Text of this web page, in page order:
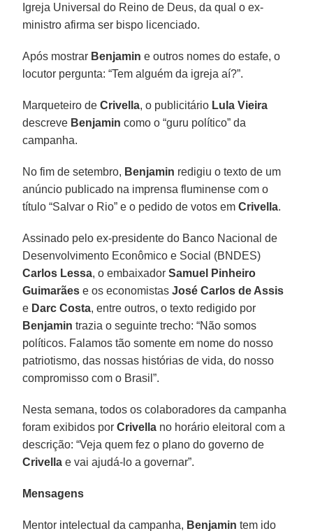
Igreja Universal do Reino de Deus, da qual o ex-
ministro afirma ser bispo licenciado.
Após mostrar Benjamin e outros nomes do estafe, o
locutor pergunta: “Tem alguém da igreja aí?”.
Marqueteiro deCrivella, o publicitário Lula Vieira
descreve Benjamin como o “guru político” da
campanha.
No fim de setembro, Benjamin redigiu o texto de um
anúncio publicado na imprensa fluminense com o
título “Salvar o Rio” e o pedido de votos emCrivella.
Assinado pelo ex-presidente do Banco Nacional de
Desenvolvimento Econômico e Social (BNDES)
Carlos Lessa, o embaixador Samuel Pinheiro
Guimarães e os economistasJosé Carlos de Assis
e Darc Costa, entre outros, o texto redigido por
Benjamin trazia o seguinte trecho: “Não somos
políticos. Falamos tão somente em nome do nosso
patriotismo, das nossas histórias de vida, do nosso
compromisso com o Brasil”.
Nesta semana, todos os colaboradores da campanha
foram exibidos porCrivella no horário eleitoral com a
descrição: “Veja quem fez o plano do governo de
Crivella e vai ajudá-lo a governar”.
Mensagens
Mentor intelectual da campanha, Benjamin tem ido